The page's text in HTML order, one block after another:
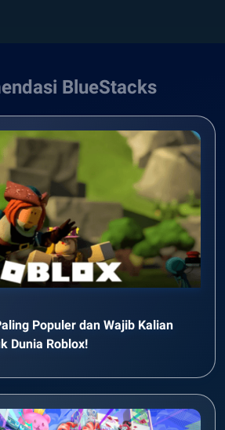
BlueStacks
Populer dan Wajib Kalian
Dunia Roblox!